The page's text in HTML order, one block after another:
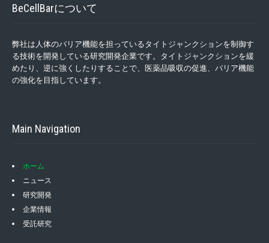
BeCellBarについて
弊社は人体のバリア機能を担っているタイトジャンクションを制御す
る技術を開発している研究開発企業です。タイトジャンクションを緩
めたり、逆に強くしたりすることで、医薬品吸収の促進、バリア機能
の強化を目指しています。
Main Navigation
ホーム
ニュース
研究開発
企業情報
受託研究